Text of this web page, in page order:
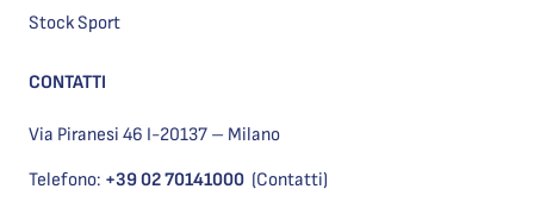
Stock Sport
CONTATTI
Via Piranesi 46 I-20137 – Milano
Telefono: +39 02 70141000 (Contatti)